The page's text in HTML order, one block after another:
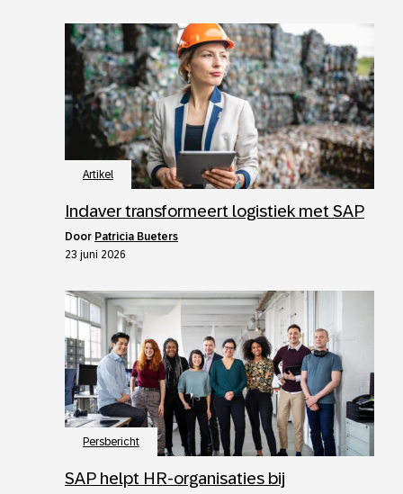
Artikel
Indaver transformeert logistiek met SAP
door Patricia Bueters
23 juni 2026
Persbericht
SAP helpt HR-organisaties bij